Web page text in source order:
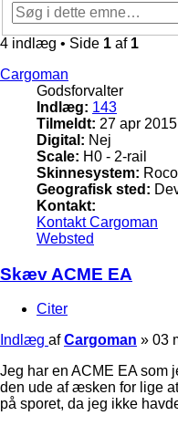
4 indlæg • Side 1 af 1
Cargoman
Godsforvalter
Indlæg: 143
Tilmeldt: 27 apr
Digital: Nej
Scale: H0 - 2-rail
Skinnesystem:
Geografisk sted:
Kontakt:
Kontakt Cargoman
Websted
Skæv ACME EA
Citer
Indlæg afCargoman » 03
Jeg har en ACME EA som
den ude af æsken for lige
på sporet, da jeg ikke